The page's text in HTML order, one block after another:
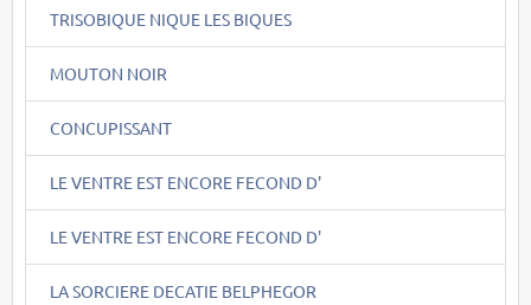
TRISOBIQUE NIQUE LES BIQUES
MOUTON NOIR
CONCUPISSANT
LE VENTRE EST ENCORE FECOND D'
LE VENTRE EST ENCORE FECOND D'
LA SORCIERE DECATIE BELPHEGOR